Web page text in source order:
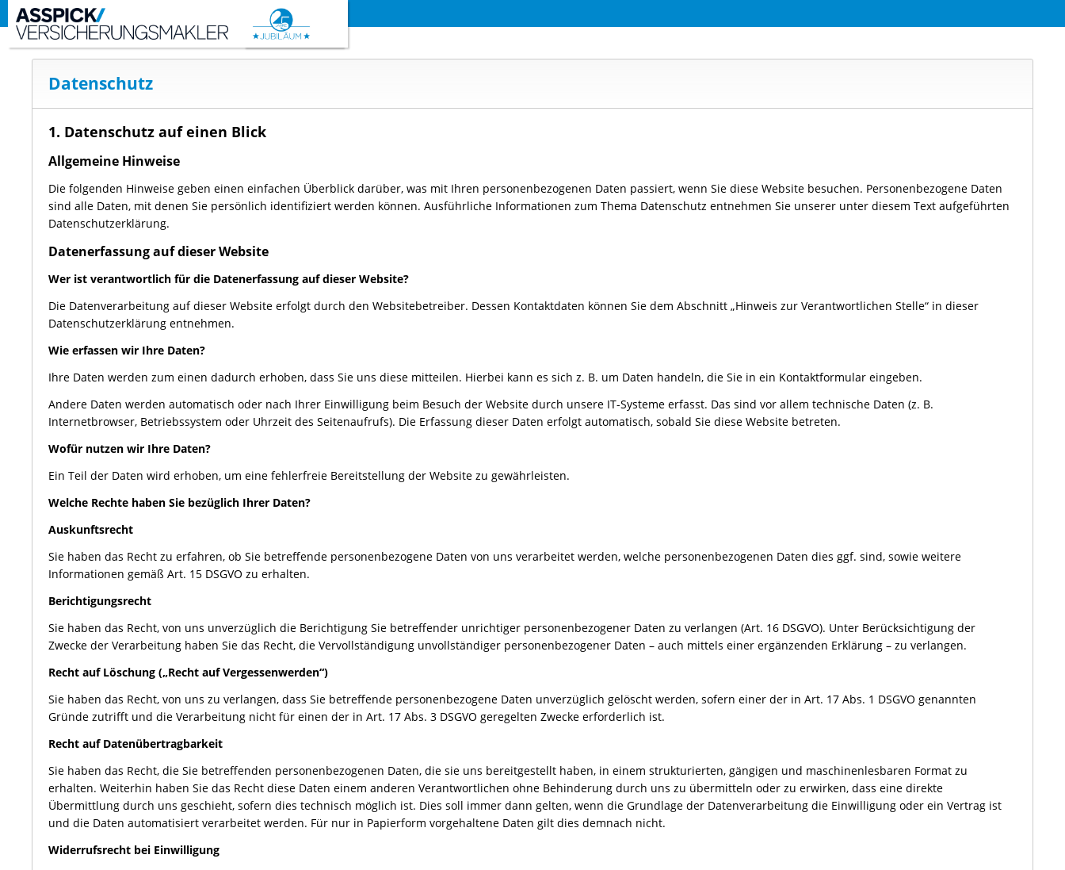
Datenschutz
1. Datenschutz auf einen Blick
Allgemeine Hinweise
Die folgenden Hinweise geben einen einfachen Überblick darüber, was mit Ihren personenbezogenen Daten passiert, wenn Sie diese Website besuchen. Personenbezogene Daten
sind alle Daten, mit denen Sie persönlich identifiziert werden können. Ausführliche Informationen zum Thema Datenschutz entnehmen Sie unserer unter diesem Text aufgeführten
Datenschutzerklärung.
Datenerfassung auf dieser Website
Wer ist verantwortlich für die Datenerfassung auf dieser Website?
Die Datenverarbeitung auf dieser Website erfolgt durch den Websitebetreiber. Dessen Kontaktdaten können Sie dem Abschnitt „Hinweis zur Verantwortlichen Stelle“ in dieser
Datenschutzerklärung entnehmen.
Wie erfassen wir Ihre Daten?
Ihre Daten werden zum einen dadurch erhoben, dass Sie uns diese mitteilen. Hierbei kann es sich z. B. um Daten handeln, die Sie in ein Kontaktformular eingeben.
Andere Daten werden automatisch oder nach Ihrer Einwilligung beim Besuch der Website durch unsere IT-Systeme erfasst. Das sind vor allem technische Daten (z. B.
Internetbrowser, Betriebssystem oder Uhrzeit des Seitenaufrufs). Die Erfassung dieser Daten erfolgt automatisch, sobald Sie diese Website betreten.
Wofür nutzen wir Ihre Daten?
Ein Teil der Daten wird erhoben, um eine fehlerfreie Bereitstellung der Website zu gewährleisten.
Welche Rechte haben Sie bezüglich Ihrer Daten?
Auskunftsrecht
Sie haben das Recht zu erfahren, ob Sie betreffende personenbezogene Daten von uns verarbeitet werden, welche personenbezogenen Daten dies ggf. sind, sowie weitere
Informationen gemäß Art. 15 DSGVO zu erhalten.
Berichtigungsrecht
Sie haben das Recht, von uns unverzüglich die Berichtigung Sie betreffender unrichtiger personenbezogener Daten zu verlangen (Art. 16 DSGVO). Unter Berücksichtigung der
Zwecke der Verarbeitung haben Sie das Recht, die Vervollständigung unvollständiger personenbezogener Daten – auch mittels einer ergänzenden Erklärung – zu verlangen.
Recht auf Löschung („Recht auf Vergessenwerden“)
Sie haben das Recht, von uns zu verlangen, dass Sie betreffende personenbezogene Daten unverzüglich gelöscht werden, sofern einer der in Art. 17 Abs. 1 DSGVO genannten
Gründe zutrifft und die Verarbeitung nicht für einen der in Art. 17 Abs. 3 DSGVO geregelten Zwecke erforderlich ist.
Recht auf Datenübertragbarkeit
Sie haben das Recht, die Sie betreffenden personenbezogenen Daten, die sie uns bereitgestellt haben, in einem strukturierten, gängigen und maschinenlesbaren Format zu
erhalten. Weiterhin haben Sie das Recht diese Daten einem anderen Verantwortlichen ohne Behinderung durch uns zu übermitteln oder zu erwirken, dass eine direkte
Übermittlung durch uns geschieht, sofern dies technisch möglich ist. Dies soll immer dann gelten, wenn die Grundlage der Datenverarbeitung die Einwilligung oder ein Vertrag ist
und die Daten automatisiert verarbeitet werden. Für nur in Papierform vorgehaltene Daten gilt dies demnach nicht.
Widerrufsrecht bei Einwilligung